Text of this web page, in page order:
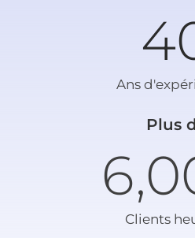
Ans
Plus
Clients